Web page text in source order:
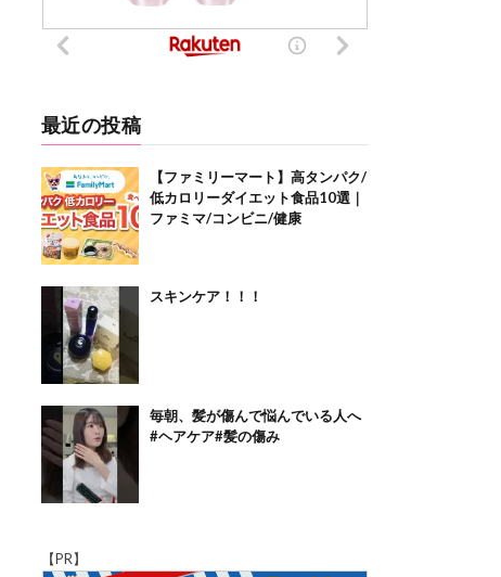
最近の投稿
【ファミリーマート】高タンパク/
低カロリーダイエット食品10選｜
ファミマ/コンビニ/健康
スキンケア！！！
毎朝、髪が傷んで悩んでいる人へ
#ヘアケア#髪の傷み
【PR】